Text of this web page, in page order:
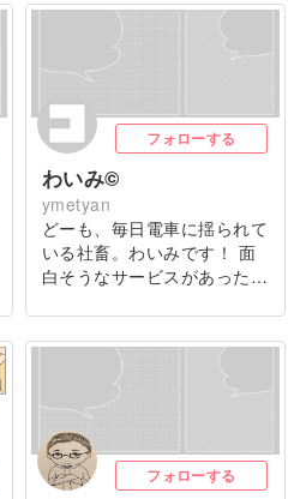
フォローする
わいみ©︎
ymetyan
どーも、毎日電車に揺られて
いる社畜。わいみです！ 面
白そうなサービスがあった…
フォローする